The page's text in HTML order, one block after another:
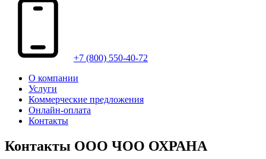
+7 (800) 550-40-72
О компании
Услуги
Коммерческие предложения
Онлайн-оплата
Контакты
Контакты ООО ЧОО ОХРАНА